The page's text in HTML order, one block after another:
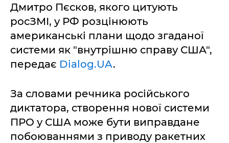
Дмитро Пєсков, якого цитують
росЗМІ, у РФ розцінюють
американські плани щодо згаданої
системи як "внутрішню справу США",
передає Dialog.UA.
За словами речника російського
диктатора, створення нової системи
ПРО у США може бути виправдане
побоюваннями з приводу ракетних